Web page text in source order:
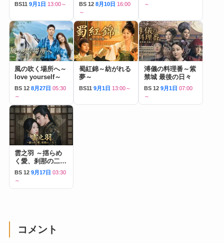
BS11 9月1日 13:00～ BS 12 8月10日 16:00
～
～
風の吹く場所へ～
love yourself～
BS 12 8月27日 05:30
～
蜀紅錦～紡がれる
夢～
BS11 9月1日 13:00～
溥儀の料理番～紫
禁城 最後の日々
BS 12 9月1日 07:00
～
雲之羽 ～揺らめ
く愛、刹那の二人
～
BS 12 9月17日 03:30
～
コメント